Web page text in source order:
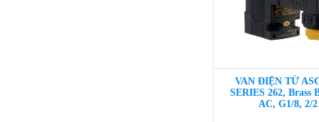
VAN ĐIỆN TỪ
SERIES 262, Brass
AC, G1/8, 2/